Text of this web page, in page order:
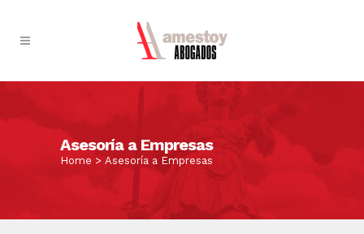
Asesoría a Empresas
Home > Asesoría a Empresas